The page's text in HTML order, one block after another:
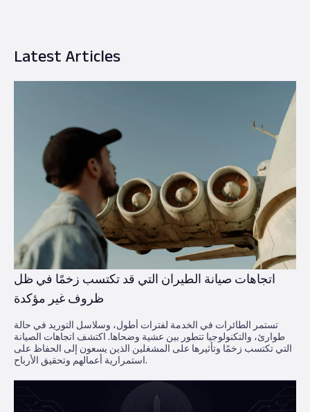
Latest Articles
اتجاهات صيانة الطيران التي قد تكتسب زخمًا في ظل
ظروف غير مؤكدة
تستمر الطائرات في الخدمة لفترات أطول، وسلاسل التوريد في حالة
طوارئ، والتكنولوجيا تتطور بين عشية وضحاها. اكتشف اتجاهات الصيانة
التي تكتسب زخمًا وتأثيرها على المشغلين الذين يسعون إلى الحفاظ على
استمرارية أعمالهم وتحقيق الأرباح.